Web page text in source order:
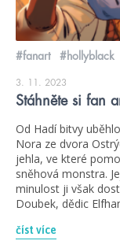
#fanart #hollyblack
3. 11. 2023
Stáhněte si fan
Od Hadí bitvy
Nora ze dvora
jehla, ve které
sněhová monstra.
minulost ji však
Doubek, dědic
číst více